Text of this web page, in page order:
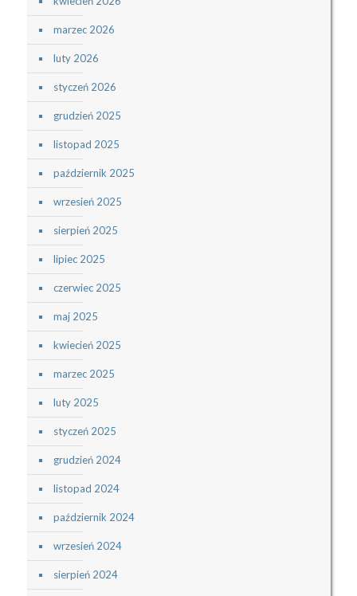
marzec 2026
luty 2026
styczeń 2026
grudzień 2025
listopad 2025
październik 2025
wrzesień 2025
sierpień 2025
lipiec 2025
czerwiec 2025
maj 2025
kwiecień 2025
marzec 2025
luty 2025
styczeń 2025
grudzień 2024
listopad 2024
październik 2024
wrzesień 2024
sierpień 2024